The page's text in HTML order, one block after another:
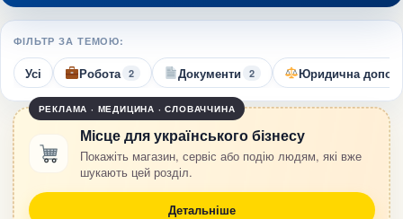
ФІЛЬТР ЗА ТЕМОЮ:
Усі Робота 2 Документи 2 Юридична
РЕКЛАМА · МЕДИЦИНА · СЛОВАЧЧИНА
Місце для українського бізнесу
Покажіть магазин, сервіс або подію людям, які вже
шукають цей розділ.
Детальніше